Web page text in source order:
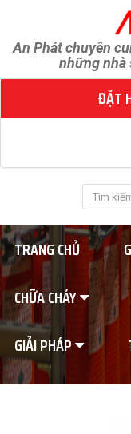
An Phát chuyên
những nhà
ĐẶT
TRANG CHỦ
CHỮA CHÁY
GIẢI PHÁP